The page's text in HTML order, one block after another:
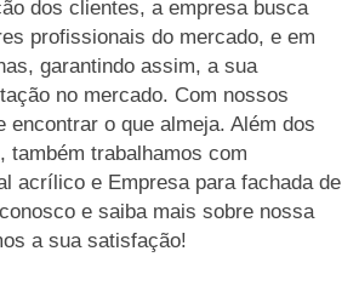
dos clientes, a empresa busca
profissionais do mercado, e em
garantindo assim, a sua
no mercado. Com nossos
encontrar o que almeja. Além dos
também trabalhamos com
acrílico e Empresa para fachada de
e saiba mais sobre nossa
a sua satisfação!